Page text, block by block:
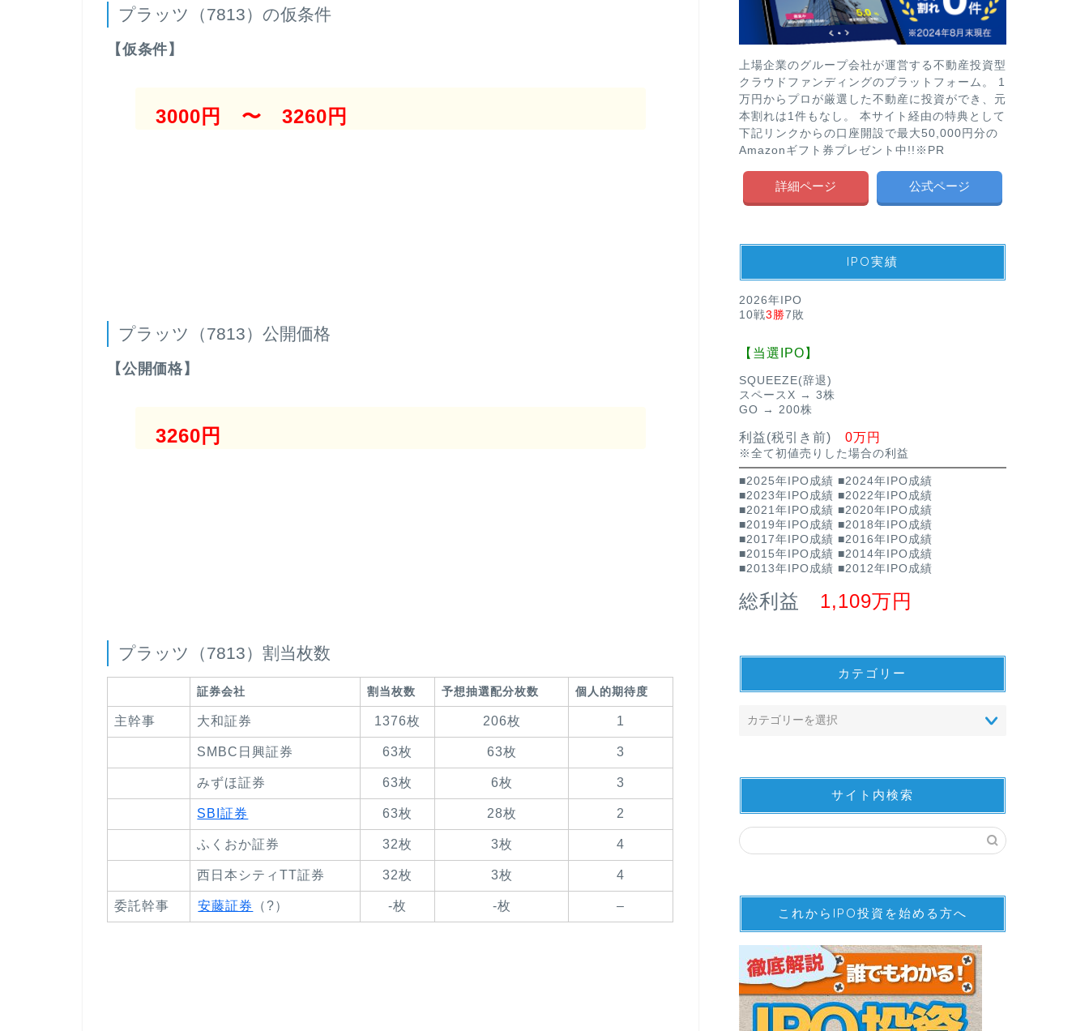
プラッツ（7813）の仮条件
【仮条件】
3000円 〜 3260円
プラッツ（7813）公開価格
【公開価格】
3260円
プラッツ（7813）割当枚数
証券会社 割当枚数 予想抽選配分枚数 個人的期待度
主幹事 大和証券 1376枚 206枚 1
SMBC日興証券 63枚 63枚 3
みずほ証券 63枚 6枚 3
SBI証券 63枚 28枚 2
ふくおか証券 32枚 3枚 4
西日本シティTT証券 32枚 3枚 4
委託幹事 安藤証券 （?） -枚 -枚 –
上場企業のグループ会社が運営する不動産投資型
クラウドファンディングのプラットフォーム。 1
万円からプロが厳選した不動産に投資ができ、元
本割れは1件もなし。 本サイト経由の特典として
下記リンクからの口座開設で最大50,000円分の
Amazonギフト券プレゼント中!!※PR
詳細ページ 公式ページ
IPO実績
2026年IPO
10戦3勝7敗
【当選IPO】
SQUEEZE(辞退)
スペースX → 3株
GO → 200株
利益(税引き前) 0万円
※全て初値売りした場合の利益
■2025年IPO成績 ■2024年IPO成績
■2023年IPO成績 ■2022年IPO成績
■2021年IPO成績 ■2020年IPO成績
■2019年IPO成績 ■2018年IPO成績
■2017年IPO成績 ■2016年IPO成績
■2015年IPO成績 ■2014年IPO成績
■2013年IPO成績 ■2012年IPO成績
総利益 1,109万円
カテゴリー
サイト内検索
これからIPO投資を始める方へ